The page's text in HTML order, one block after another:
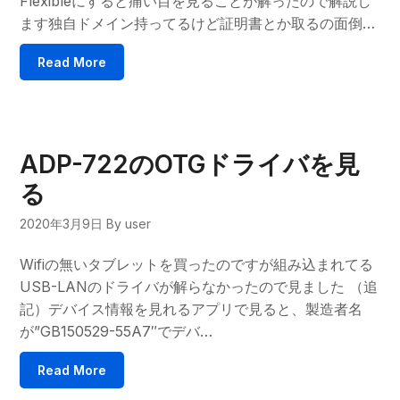
ます独自ドメイン持ってるけど証明書とか取るの面倒…
Read More
ADP-722のOTGドライバを見
る
2020年3月9日 By user
Wifiの無いタブレットを買ったのですが組み込まれてる
USB-LANのドライバが解らなかったので見ました （追
記）デバイス情報を見れるアプリで見ると、製造者名
が”GB150529-55A7″でデバ…
Read More